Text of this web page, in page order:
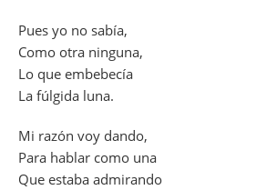
Pues yo no sabía,
Como otra ninguna,
Lo que embebecía
La fúlgida luna.
Mi razón voy dando,
Para hablar como una
Que estaba admirando